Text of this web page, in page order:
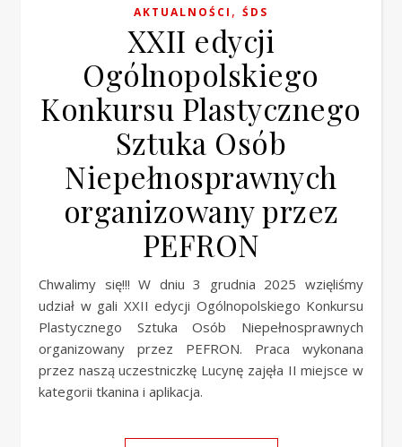
AKTUALNOŚCI , ŚDS
XXII edycji
Ogólnopolskiego
Konkursu Plastycznego
Sztuka Osób
Niepełnosprawnych
organizowany przez
PEFRON
Chwalimy się!!! W dniu 3 grudnia 2025 wzięliśmy
udział w gali XXII edycji Ogólnopolskiego Konkursu
Plastycznego Sztuka Osób Niepełnosprawnych
organizowany przez PEFRON. Praca wykonana
przez naszą uczestniczkę Lucynę zajęła II miejsce w
kategorii tkanina i aplikacja.